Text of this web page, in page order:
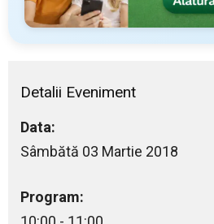
Detalii Eveniment
Data:
Sâmbătă 03 Martie 2018
Program: